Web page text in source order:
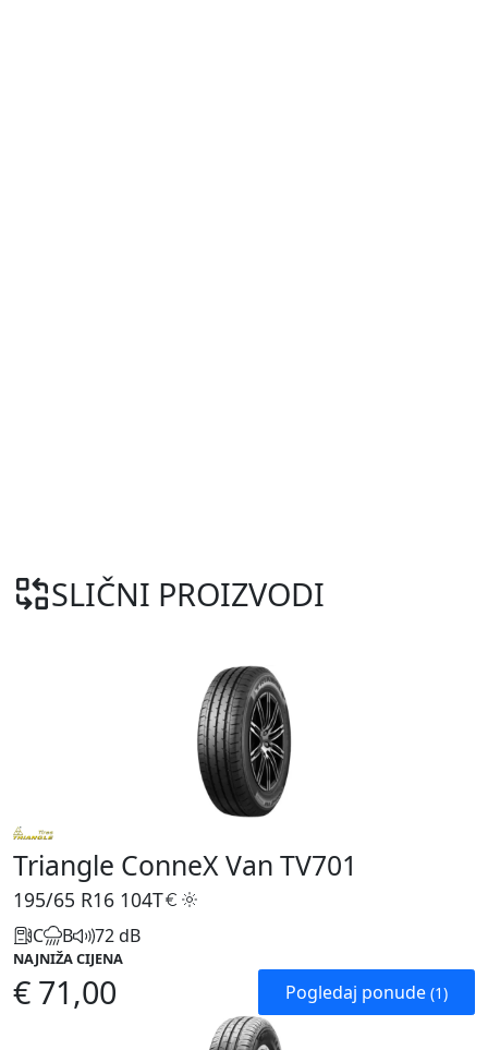
SLIČNI PROIZVODI
Triangle ConneX Van TV701
195/65 R16 104T
C B 72 dB
NAJNIŽA CIJENA
€ 71,00 Pogledaj ponude (1)